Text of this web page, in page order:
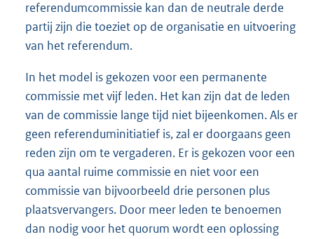
referendumcommissie kan dan de neutrale derde
partij zijn die toeziet op de organisatie en uitvoering
van het referendum.
In het model is gekozen voor een permanente
commissie met vijf leden. Het kan zijn dat de leden
van de commissie lange tijd niet bijeenkomen. Als er
geen referenduminitiatief is, zal er doorgaans geen
reden zijn om te vergaderen. Er is gekozen voor een
qua aantal ruime commissie en niet voor een
commissie van bijvoorbeeld drie personen plus
plaatsvervangers. Door meer leden te benoemen
dan nodig voor het quorum wordt een oplossing